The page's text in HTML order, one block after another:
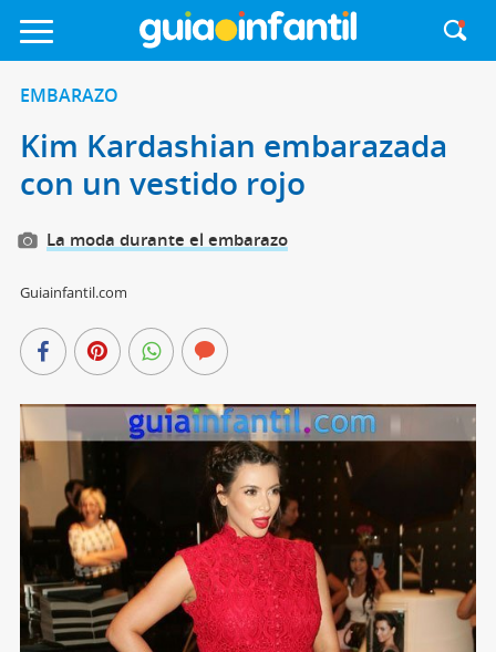
EMBARAZO
Kim Kardashian embarazada
con un vestido rojo
La moda durante el embarazo
Guiainfantil.com